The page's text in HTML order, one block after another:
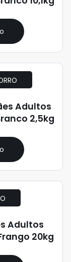
Adultos
2,5kg
Adultos
20kg